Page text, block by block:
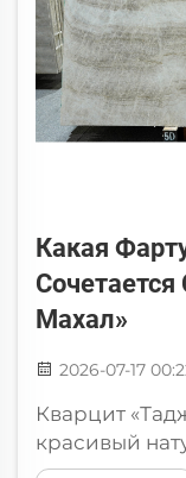
Какая
Махал»
2026-07-17
Кварцит
красивый
многим